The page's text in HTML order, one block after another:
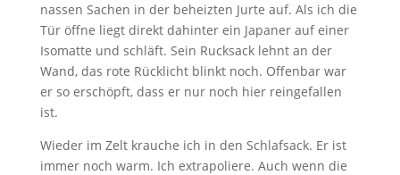
nassen Sachen in der beheizten Jurte auf. Als ich die
Tür öffne liegt direkt dahinter ein Japaner auf einer
Isomatte und schläft. Sein Rucksack lehnt an der
Wand, das rote Rücklicht blinkt noch. Offenbar war
er so erschöpft, dass er nur noch hier reingefallen
ist.
Wieder im Zelt krauche ich in den Schlafsack. Er ist
immer noch warm. Ich extrapoliere. Auch wenn die